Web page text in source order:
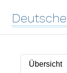
Deutsche
Übersicht